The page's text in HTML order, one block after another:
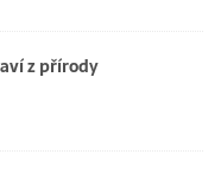
z přírody